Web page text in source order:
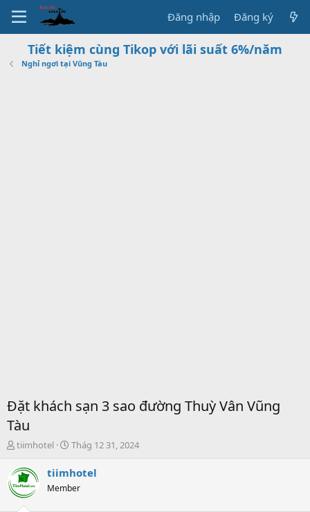
Đăng nhập Đăng ký
Tiết kiệm cùng Tikop với lãi suất 6%/năm
Nghỉ ngơi tại Vũng Tàu
Đặt khách sạn 3 sao đường Thuỳ Vân Vũng
Tàu
T
r
e
a
tiimhotel
S
a
t
Thág 12 31, 2024
tiimhotel
Member